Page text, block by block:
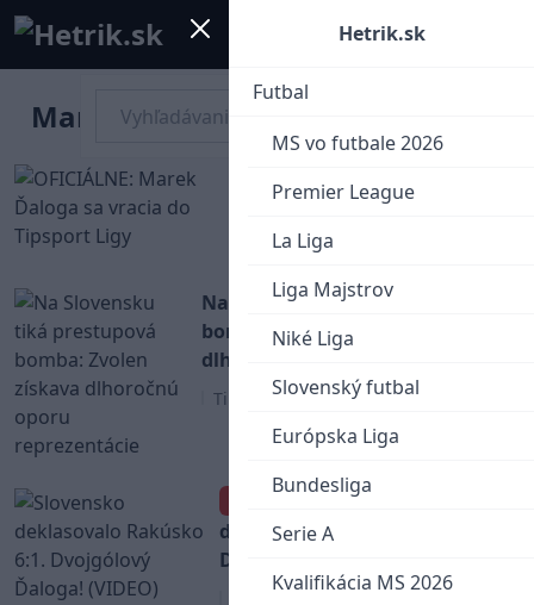
Mobile menu
Hetrik.sk
Futbal
MS vo futbale 2026
Premier League
La Liga
Liga Majstrov
Niké Liga
Slovenský futbal
Európska Liga
Bundesliga
Serie A
Kvalifikácia MS 2026
Marek Ďaloga
OFICIÁLNE: Marek Ďaloga
sa vracia do Tipsport Ligy
Tipsport liga
Na Slovensku tiká prestupová
bomba: Zvolen získava
dlhoročnú oporu reprezentácie
Tipsport liga
Slovensko
deklasovalo Rakúsko 6:1.
Dvojgólový Ďaloga! (VIDEO)